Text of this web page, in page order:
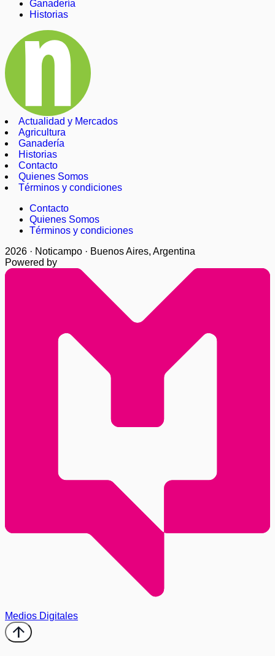
Ganadería
Historias
Actualidad y Mercados
Agricultura
Ganadería
Historias
Contacto
Quienes Somos
Términos y condiciones
Contacto
Quienes Somos
Términos y condiciones
2026 · Noticampo · Buenos Aires, Argentina
Powered by
Medios Digitales
arrow_upward